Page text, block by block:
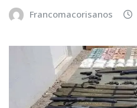
Francomacorisanos